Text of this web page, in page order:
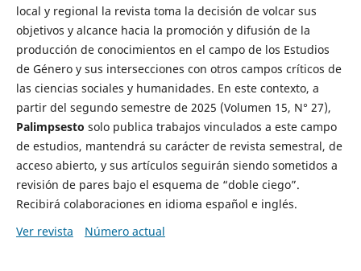
local y regional la revista toma la decisión de volcar sus
objetivos y alcance hacia la promoción y difusión de la
producción de conocimientos en el campo de los Estudios
de Género y sus intersecciones con otros campos críticos de
las ciencias sociales y humanidades. En este contexto, a
partir del segundo semestre de 2025 (Volumen 15, N° 27),
Palimpsesto solo publica trabajos vinculados a este campo
de estudios, mantendrá su carácter de revista semestral, de
acceso abierto, y sus artículos seguirán siendo sometidos a
revisión de pares bajo el esquema de “doble ciego”.
Recibirá colaboraciones en idioma español e inglés.
Ver revista
Número actual